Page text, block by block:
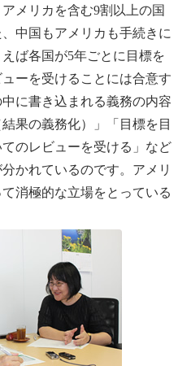
メリカを含む9割以上の国
中国もアメリカも手続きに
ば各国が5年ごとに目標を
ーを受けることには合意す
に書き込まれる義務の内容
果の義務化）」「目標を目
のレビューを受ける」など
かれているのです。アメリ
消極的な立場をとっている